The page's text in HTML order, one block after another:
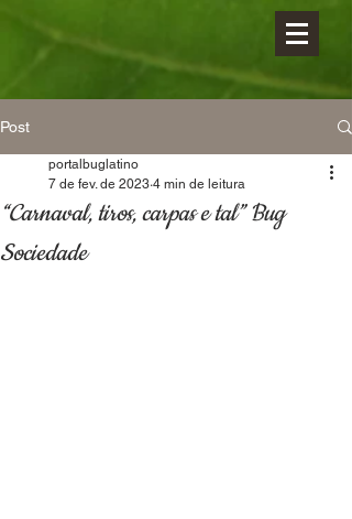
Post
“Carnaval, tiros, carpas e tal” Bug
Sociedade
portalbuglatino
7 de fev. de 2023 4 min de leitura